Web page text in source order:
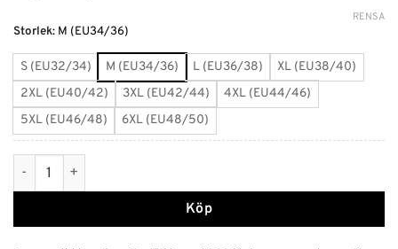
Storlek: M (EU34/36)
S (EU32/34) M (EU34/36) L (EU36/38)
XL (EU38/40)
2XL (EU40/42)
3XL (EU42/44)
4XL (EU44/46)
5XL (EU46/48)
6XL (EU48/50)
RENSA
Mörkblå Korsett med Snörning mängd
Köp
Alternative: